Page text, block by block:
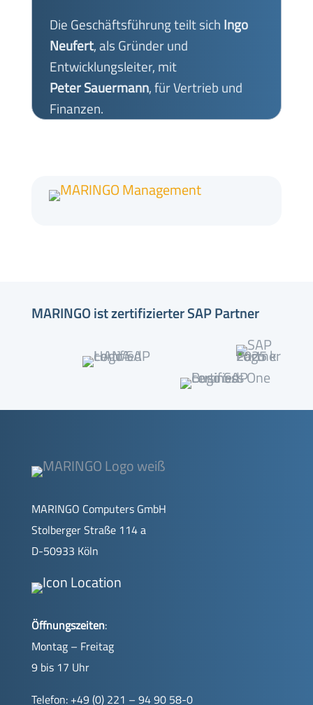
Die Geschäftsführung teilt sich Ingo
Neufert, als Gründer und
Entwicklungsleiter, mit
Peter Sauermann, für Vertrieb und
Finanzen.
MARINGO ist zertifizierter SAP Partner
MARINGO Computers GmbH
Stolberger Straße 114 a
D-50933 Köln
Öffnungszeiten:
Montag – Freitag
9 bis 17 Uhr
Telefon: +49 (0) 221 – 94 90 58-0